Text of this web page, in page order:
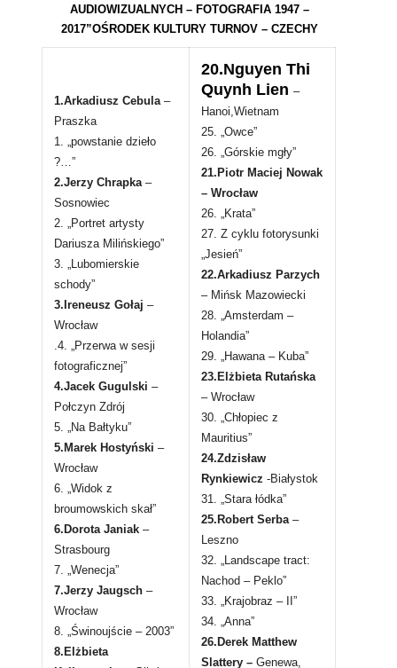
AUDIOWIZUALNYCH – FOTOGRAFIA 1947 –
2017”OŚRODEK KULTURY TURNOV – CZECHY
1.Arkadiusz Cebula–
Praszka
1. „powstanie dzieło
?…”
2.Jerzy Chrapka–
Sosnowiec
2. „Portret artysty
Dariusza Milińskiego”
3. „Lubomierskie
schody”
3.Ireneusz Gołaj–
Wrocław
.4. „Przerwa w sesji
fotograficznej”
4.Jacek Gugulski–
Połczyn Zdrój
5. „Na Bałtyku”
5.Marek Hostyński–
Wrocław
6. „Widok z
broumowskich skał”
6.Dorota Janiak–
Strasbourg
7. „Wenecja”
7.Jerzy Jaugsch–
Wrocław
8. „Świnoujście – 2003”
8.Elżbieta
20.Nguyen Thi
Quynh Lien–
Hanoi,Wietnam
25. „Owce”
26. „Górskie mgły”
21.Piotr Maciej Nowak
– Wrocław
26. „Krata”
27. Z cyklu fotorysunki
„Jesień”
22.Arkadiusz Parzych
– Mińsk Mazowiecki
28. „Amsterdam –
Holandia”
29. „Hawana – Kuba”
23.Elżbieta Rutańska
– Wrocław
30. „Chłopiec z
Mauritius”
24.Zdzisław
Rynkiewicz-Białystok
31. „Stara łódka”
25.Robert Serba–
Leszno
32. „Landscape tract:
Nachod – Peklo”
33. „Krajobraz – II”
34. „Anna”
26.Derek Matthew
Slattery –Genewa,